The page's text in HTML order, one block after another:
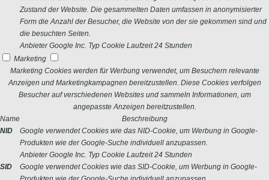
Zustand der Website. Die gesammelten Daten umfassen in anonymisierter
Form die Anzahl der Besucher, die Website von der sie gekommen sind und
die besuchten Seiten.
Anbieter Google Inc. Typ Cookie Laufzeit 24 Stunden
Marketing
Marketing Cookies werden für Werbung verwendet, um Besuchern relevante
Anzeigen und Marketingkampagnen bereitzustellen. Diese Cookies verfolgen
Besucher auf verschiedenen Websites und sammeln Informationen, um
angepasste Anzeigen bereitzustellen.
Name
Beschreibung
NID
Google verwendet Cookies wie das NID-Cookie, um Werbung in Google-
Produkten wie der Google-Suche individuell anzupassen.
Anbieter Google Inc. Typ Cookie Laufzeit 24 Stunden
SID
Google verwendet Cookies wie das SID-Cookie, um Werbung in Google-